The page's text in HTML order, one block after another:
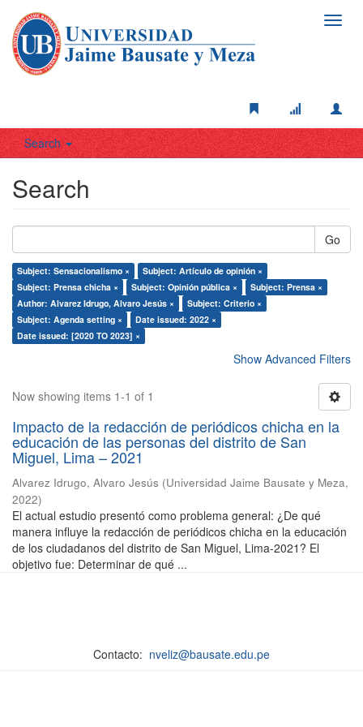
Search
Search
Go
Subject: Sensacionalismo ×
Subject: Artículo de opinión ×
Subject: Prensa chicha ×
Subject: Opinión pública ×
Subject: Prensa ×
Author: Alvarez Idrugo, Alvaro Jesús ×
Subject: Criterio ×
Subject: Agenda setting ×
Date issued: 2022 ×
Date issued: [2020 TO 2023] ×
Show Advanced Filters
Now showing items 1-1 of 1
Impacto de la redacción de periódicos chicha en la
educación de las personas del distrito de San
Miguel, Lima – 2021
Alvarez Idrugo, Alvaro Jesús (Universidad Jaime Bausate y Meza,
2022)
El actual estudio presentó como problema general: ¿De qué
manera influye la redacción de periódicos chicha en la educación
de los ciudadanos del distrito de San Miguel, Lima-2021? El
objetivo fue: Determinar de qué ...
Contacto: nveliz@bausate.edu.pe